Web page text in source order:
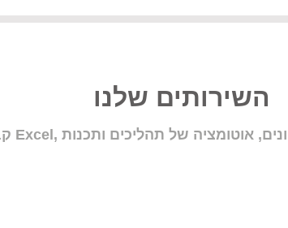
השירותים שלנו